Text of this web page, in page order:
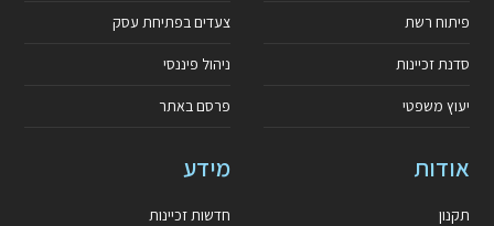
פיתוח רשת
סדנת זכיינות
יעוץ משפטי
צעדים בפתיחת עסק
ניהול פיננסי
פרסם באתר
אודות
תקנון
מידע
חדשות זכיינות